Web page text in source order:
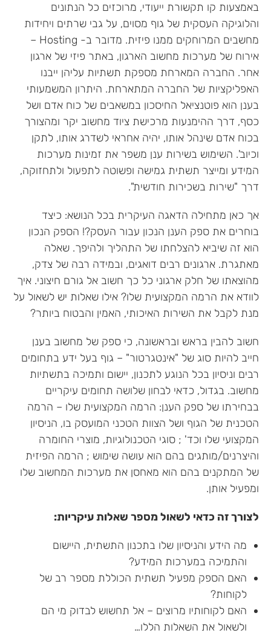
באמצעות קו תקשורת ייעודי, מרוכזים כל הנתונים
והלוגיקה העסקית של גוף מסוים, על גבי שרתים ויחידות
מחשבים המרוחקים ממנו פיזית. מדובר ב- Hosting –
אירוח של מערכות מחשוב הארגון, באתר פיזי של ארגון
אחר. החברה המארחת מספקת תשתיות עליהן ייבנו
האפליקציות של החברה המתארחת. היתרון המשמעותי
בענן הוא פוטנציאל החיסכון במשאבים של כוח אדם ושל
כסף, דרך ההימנעות מרכישת ציוד מחשוב יקר ומהצורך
בכוח אדם שינהל אותו, יהיה אחראי לשדרג אותו, לתקן
וכיוב'. השימוש בשירות ענן משפר את זמינות מערכות
המידע ומייצר תשתית גמישה ופשוטה לתפעול ולתחזוקה,
דרך "שירות בשכירות חודשית".
אך כאן מתחילה הדאגה העיקרית בכל הנושא: כיצד
בוחרים את ספק הענן הנכון עבור העסק?! הספק הנכון
הוא זה שיביא להצלחתו של התהליך ולהיפך. שאלה
מאתגרת. ארגונים רבים דואגים, ובמידה רבה של צדק,
מהוצאתו של חלק ארגוני כל כך חשוב אל גורם חיצוני. איך
לוודא את הרמה המקצועית שלו? אילו שאלות יש לשאול על
מנת לקבל את השירות האיכותי, האמין והבטוח ביותר?
חשוב להבין בראש ובראשונה, כי ספק של מחשוב בענן
חייב להיות סוג של "אינטגרטור" – גוף בעל ידע בתחומים
רבים וניסיון בכל הנוגע לתכנון, יישום ותמיכה בתשתיות
מחשוב. בגדול, כדאי לבחון שלושה תחומים עיקריים
בבחירתו של ספק הענן: הרמה המקצועית שלו – הרמה
הטכנית של הגוף ושל הצוות הטכני המועסק בו, הניסיון
המקצועי שלו וכד' ; סוגי הטכנולוגיות, מוצרי החומרה
והיצרנים/מותגים בהם הוא עושה שימוש ; הרמה הפיזית
של המתקנים בהם הוא מאחסן את מערכות המחשוב שלו
ומפעיל אותן.
לצורך זה כדאי לשאול מספר שאלות עיקריות:
מה הידע והניסיון שלו בתכנון התשתית, היישום
והתמיכה במערכות המידע?
האם הספק מפעיל תשתית הכוללת מספר רב של
לקוחות?
האם לקוחותיו מרוצים – אל תחשוש לבדוק מי הם
ולשאול את השאלות הללו…